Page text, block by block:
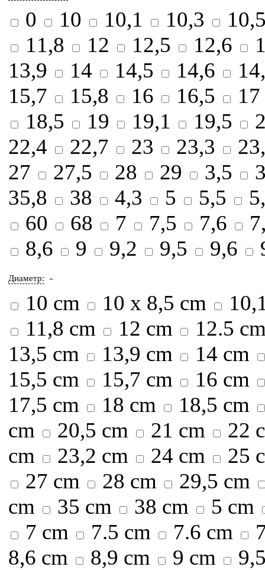
0 10 10,1 10,3
11,8
12 12,5 12,6
13,9
14 14,5 14,6
15,7
15,8 16 16,5
17
18,5
19 19,1 19,5
22,4
22,7 23 23,3
27
27,5 28 29 3,5
35,8
38 4,3 5 5,5
60
68 7 7,5 7,6
8,6
9 9,2 9,5 9,6
Диаметр:
10 cm 10 х 8,5 cm
11,8 cm
12 cm
12.5
13,5 cm
13,9 cm
14 cm
15,5 cm
15,7 cm
16 cm
17,5 cm
18 cm
18,5 cm
cm
20,5 cm 21 cm
22
cm
23,2 cm 24 cm
25
27 cm
28 cm
29,5 cm
cm
35 cm 38 cm
5 cm
7 cm
7.5 cm 7.6 cm
8,6 cm
8,9 cm 9 cm